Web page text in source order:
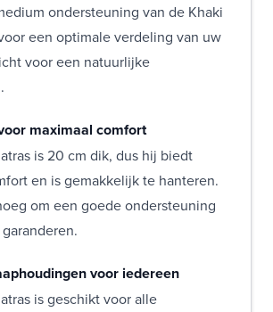
ondersteuning van de Khaki
een optimale verdeling van uw
voor een natuurlijke
maximaal comfort
is 20 cm dik, dus hij biedt
en is gemakkelijk te hanteren.
om een goede ondersteuning
voor iedereen
is geschikt voor alle